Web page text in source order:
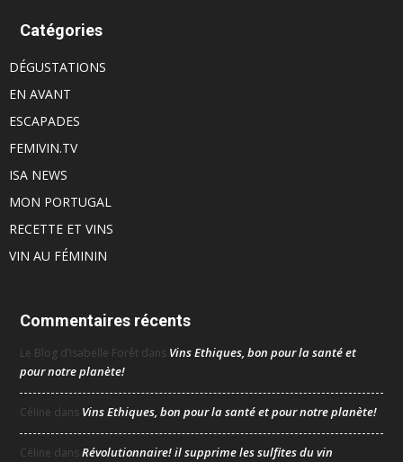
Catégories
DÉGUSTATIONS
EN AVANT
ESCAPADES
FEMIVIN.TV
ISA NEWS
MON PORTUGAL
RECETTE ET VINS
VIN AU FÉMININ
Commentaires récents
Le Blog d’Isabelle Forêt dans Vins Ethiques, bon pour la santé et
pour notre planète!
Céline dans Vins Ethiques, bon pour la santé et pour notre planète!
Céline dansRévolutionnaire! il supprime les sulfites du vin